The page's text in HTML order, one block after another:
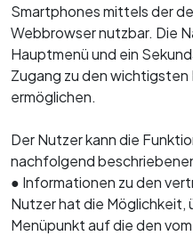
Smartphones mittels der
Webbrowser nutzbar. Die
Hauptmenü und ein
Zugang zu den
ermöglichen.
Der Nutzer kann die
nachfolgend
● Informationen zu den
Nutzer hat die
Menüpunkt auf die den